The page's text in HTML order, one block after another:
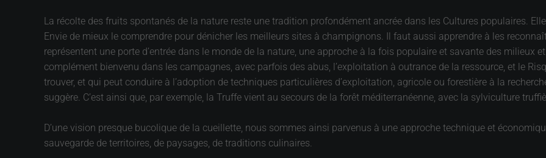
La récolte des fruits spontanés de la nature reste une tradition profondément ancrée dans les Cultures populaires.
Envie de mieux le comprendre pour dénicher les meilleurs sites à champignons. Il faut aussi apprendre à les
représentent une porte d’entrée dans le monde de la nature, une approche à la fois populaire et savante des milieux
complément bienvenu dans les campagnes, avec parfois des abus, l’exploitation à outrance de la ressource, et le
trouver, et qui peut conduire à l’adoption de techniques particulières d’exploitation, agricole ou forestière à la
suggère. C’est ainsi que, par exemple, la Truffe vient au secours de la forêt méditerranéenne, avec la sylviculture
D’une vision presque bucolique de la cueillette, nous sommes ainsi parvenus à une approche technique et
sauvegarde de territoires, de paysages, de traditions culinaires.